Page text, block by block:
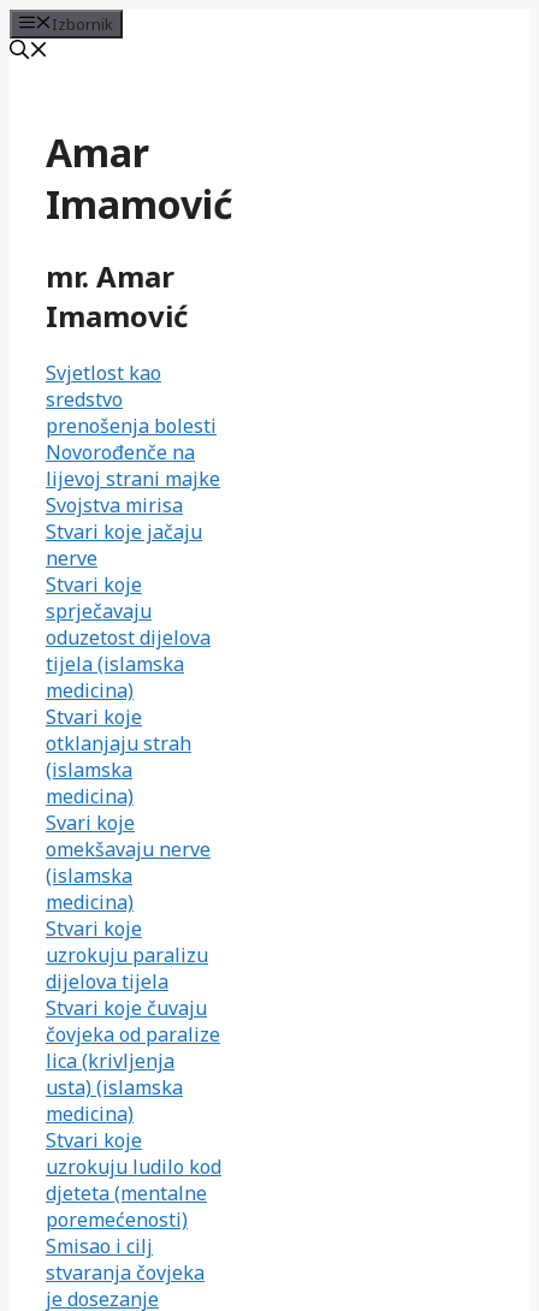
Izbornik
Amar
Imamović
mr. Amar
Imamović
Svjetlost kao
sredstvo
prenošenja bolesti
Novorođenče na
lijevoj strani majke
Svojstva mirisa
Stvari koje jačaju
nerve
Stvari koje
sprječavaju
oduzetost dijelova
tijela (islamska
medicina)
Stvari koje
otklanjaju strah
(islamska
medicina)
Svari koje
omekšavaju nerve
(islamska
medicina)
Stvari koje
uzrokuju paralizu
dijelova tijela
Stvari koje čuvaju
čovjeka od paralize
lica (krivljenja
usta) (islamska
medicina)
Stvari koje
uzrokuju ludilo kod
djeteta (mentalne
poremećenosti)
Smisao i cilj
stvaranja čovjeka
je dosezanje